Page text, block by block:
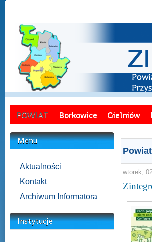
POWIAT Borkowice Gielniów
Menu
Aktualności
Kontakt
Archiwum Informatora
Instytucje
wtorek,